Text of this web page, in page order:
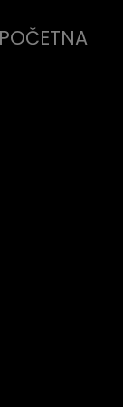
POČETNA